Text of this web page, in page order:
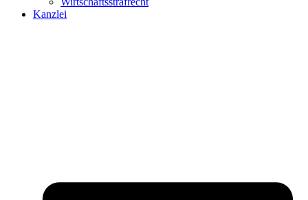
Kanzlei